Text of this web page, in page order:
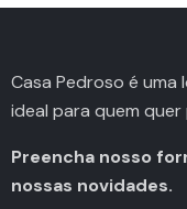
Casa Pedroso é
ideal para quem
Preencha nosso
nossas novidades.